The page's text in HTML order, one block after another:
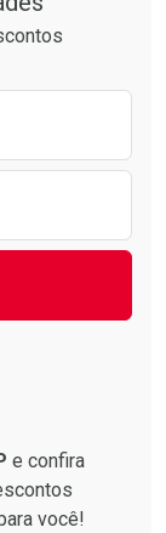
e confira
você!